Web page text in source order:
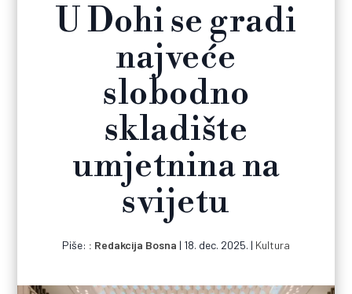
U Dohi se gradi
najveće
slobodno
skladište
umjetnina na
svijetu
Piše: Redakcija Bosna | 18. dec. 2025. | Kultura